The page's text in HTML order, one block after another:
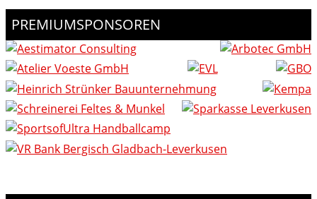
PREMIUMSPONSOREN